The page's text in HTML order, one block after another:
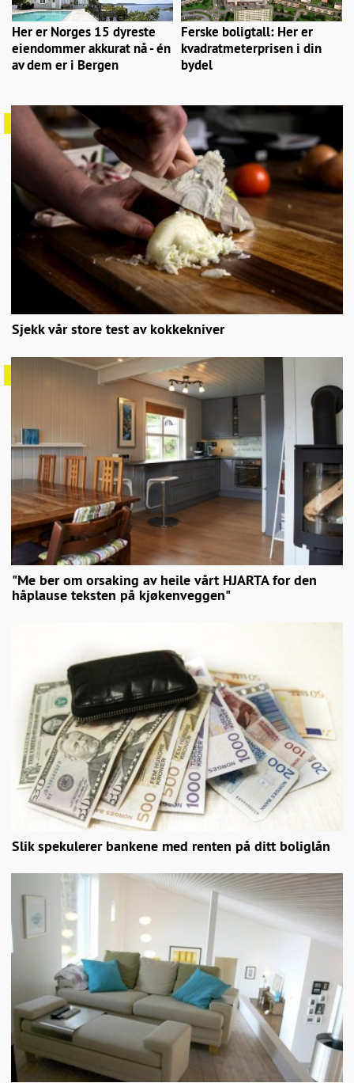
Her er Norges 15 dyreste
eiendommer akkurat nå - én
av dem er i Bergen
Ferske boligtall: Her er
kvadratmeterprisen i din
bydel
Sjekk vår store test av kokkekniver
"Me ber om orsaking av heile vårt HJARTA for den
håplause teksten på kjøkenveggen"
Slik spekulerer bankene med renten på ditt boliglån